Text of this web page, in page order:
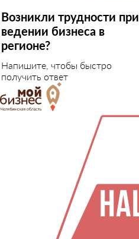
Возникли трудности при
ведении бизнеса в
регионе?
Напишите, чтобы быстро
получить ответ